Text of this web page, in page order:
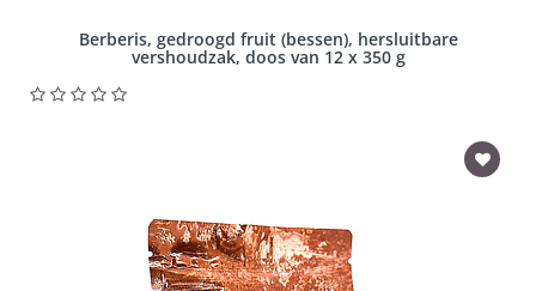
Berberis, gedroogd fruit (bessen), hersluitbare
vershoudzak, doos van 12 x 350 g